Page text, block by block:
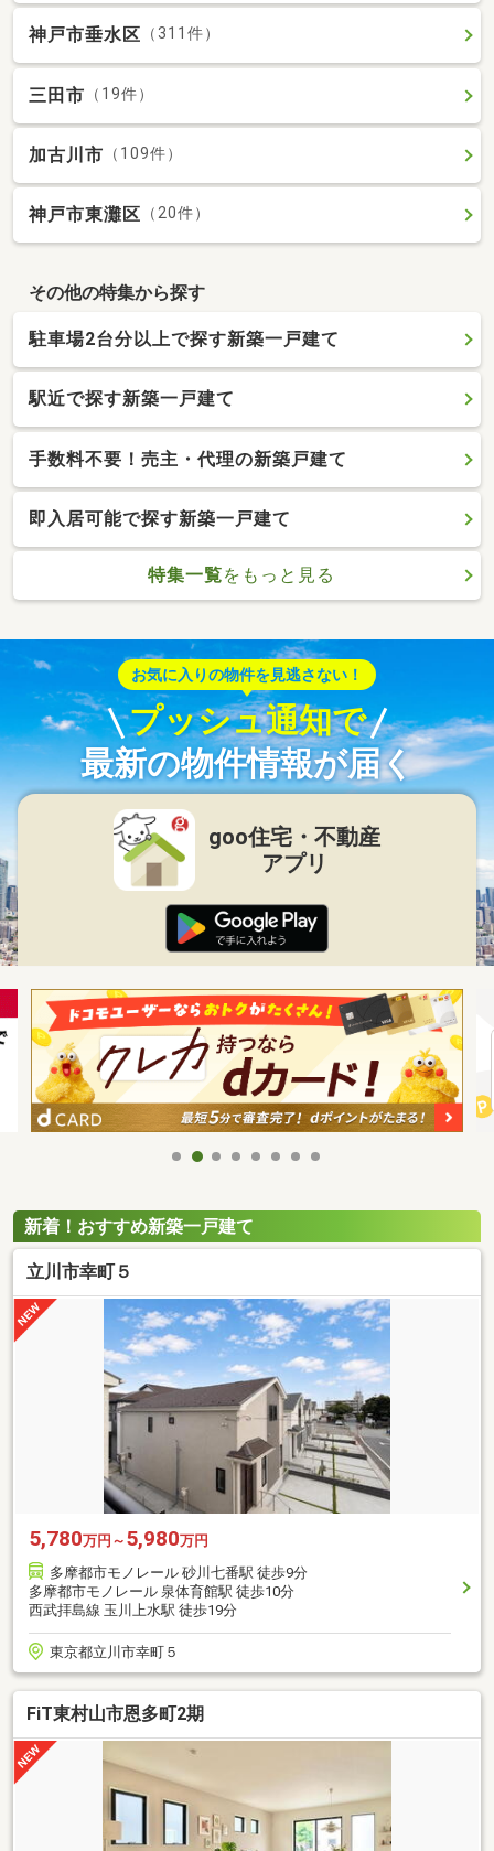
神戸市垂水区 （311件）
三田市 （19件）
加古川市 （109件）
神戸市東灘区 （20件）
その他の特集から探す
駐車場2台分以上で探す新築一戸建て
駅近で探す新築一戸建て
手数料不要！売主・代理の新築戸建て
即入居可能で探す新築一戸建て
特集一覧をもっと見る
お気に入りの物件を見逃さない！
プッシュ通知で
最新の物件情報が届く
goo住宅・不動産
アプリ
新着！おすすめ新築一戸建て
立川市幸町５
5,780万円～ 5,980万円
多摩都市モノレール 砂川七番駅 徒歩9分
多摩都市モノレール 泉体育館駅 徒歩10分
西武拝島線 玉川上水駅 徒歩19分
東京都立川市幸町５
FiT東村山市恩多町2期